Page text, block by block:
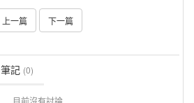
上一篇 下一篇
筆記 (0)
目前沒有討論